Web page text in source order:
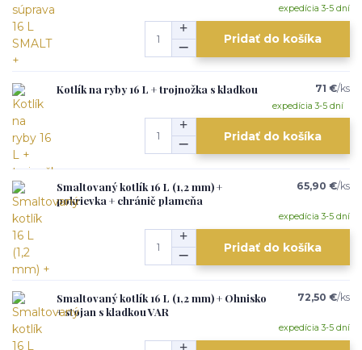
expedícia 3-5 dní
Pridať do košíka
Kotlík na ryby 16 L + trojnožka s kladkou 71 €/ks
expedícia 3-5 dní
Pridať do košíka
Smaltovaný kotlík 16 L (1,2 mm) +
pokrievka + chránič plameňa
65,90 €/ks
expedícia 3-5 dní
Pridať do košíka
Smaltovaný kotlík 16 L (1,2 mm) + Ohnisko
+ stojan s kladkou VAR
72,50 €/ks
expedícia 3-5 dní